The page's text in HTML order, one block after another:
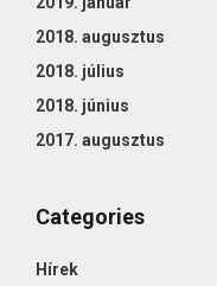
2018. augusztus
2018. július
2018. június
2017. augusztus
Categories
Hírek